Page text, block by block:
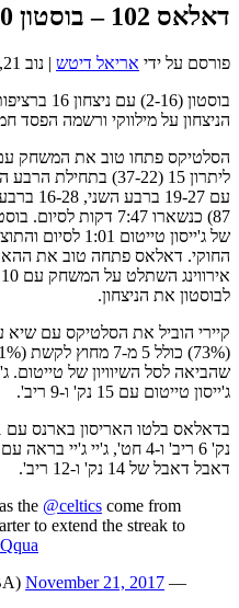
דאלאס 102 – בוסטון 110
פורסם על ידי אריאל דיטש | נוב 21, 2017
הניצחון על מילווקי ורשמה
ליתרון 15 (37-22)
של ג'ייסון
לבוסטון את הניצחון.
ג'ייסון טייטום עם 15 נק' ו-9 ריב'.
דאבל דאבל של 14 נק' ו-12 ריב'.
the @celtics come from
to extend the streak to
— NBA (@NBA)
November 21, 2017